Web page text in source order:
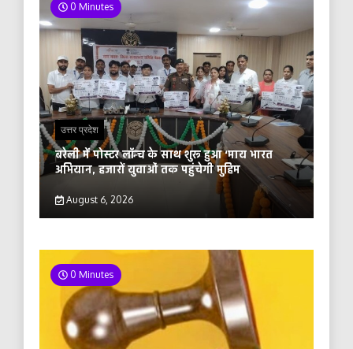
0 Minutes
उत्तर प्रदेश
बरेली में पोस्टर लॉन्च के साथ शुरू हुआ ‘माय भारत
अभियान, हजारों युवाओं तक पहुंचेगी मुहिम
August 6, 2026
0 Minutes